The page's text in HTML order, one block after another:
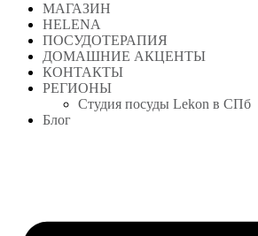
МАГАЗИН
HELENA
ПОСУДОТЕРАПИЯ
ДОМАШНИЕ АКЦЕНТЫ
КОНТАКТЫ
РЕГИОНЫ
Студия посуды Lekon в СПб
Блог